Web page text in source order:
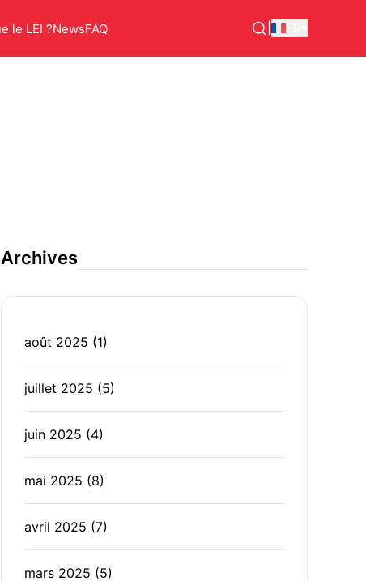
le LEI ?NewsFAQ
Archives
août 2025 (1)
juillet 2025 (5)
juin 2025 (4)
mai 2025 (8)
avril 2025 (7)
mars 2025 (5)